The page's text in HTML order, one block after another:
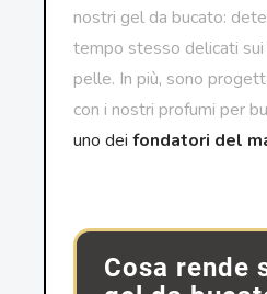
nostri gel da bucato:
tempo stesso delicati
pelle. In più, sono
con i nostri profumi per
uno deifondatori del
Cosa rende